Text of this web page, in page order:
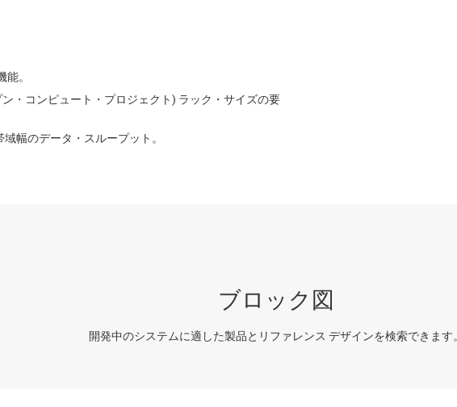
。
・コンピュート・プロジェクト) ラック・サイズの要
幅のデータ・スループット。
ブロック図
開発中のシステムに適した製品とリファレンス デザインを検索できます